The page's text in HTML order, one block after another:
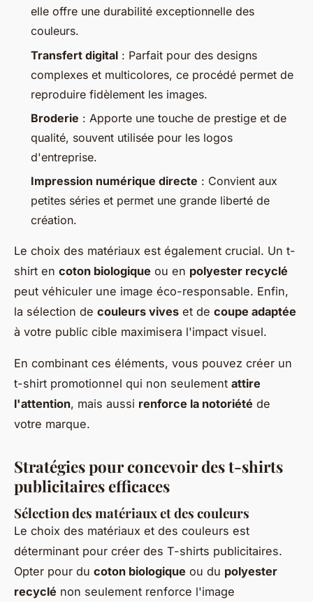
elle offre une durabilité exceptionnelle des
couleurs.
Transfert digital : Parfait pour des designs
complexes et multicolores, ce procédé permet de
reproduire fidèlement les images.
Broderie : Apporte une touche de prestige et de
qualité, souvent utilisée pour les logos
d'entreprise.
Impression numérique directe : Convient aux
petites séries et permet une grande liberté de
création.
Le choix des matériaux est également crucial. Un t-
shirt en coton biologique ou en polyester recyclé
peut véhiculer une image éco-responsable. Enfin,
la sélection de couleurs vives et de coupe adaptée
à votre public cible maximisera l'impact visuel.
En combinant ces éléments, vous pouvez créer un
t-shirt promotionnel qui non seulement attire
l'attention, mais aussi renforce la notoriété de
votre marque.
Stratégies pour concevoir des t-shirts
publicitaires efficaces
Sélection des matériaux et des couleurs
Le choix des matériaux et des couleurs est
déterminant pour créer des T-shirts publicitaires.
Opter pour du coton biologique ou du polyester
recyclé non seulement renforce l'image